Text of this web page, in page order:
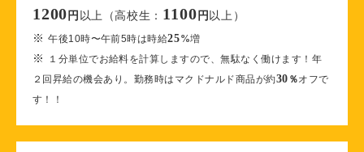
1200 円 以上（高校生： 1100 円 以上）
※午後10時〜午前5時は時給25%増
※
１分単位でお給料を計算しますので、無駄なく働けます！年
２回昇給の機会あり。勤務時はマクドナルド商品が約30 ％オフで
す！！